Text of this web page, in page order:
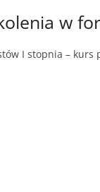
w
I stopnia –